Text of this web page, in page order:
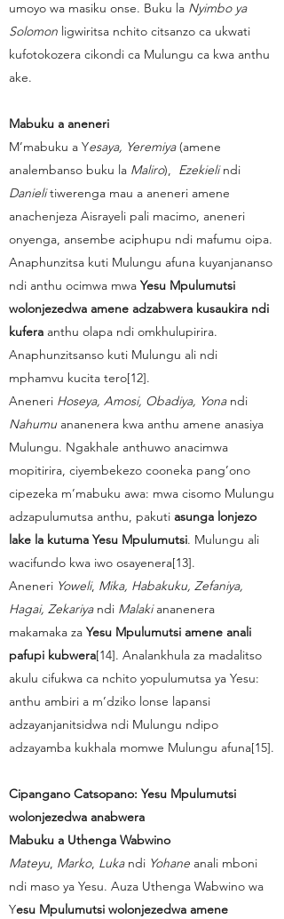
umoyo wa masiku onse. Buku la Nyimbo ya
Solomon ligwiritsa nchito citsanzo ca ukwati
kufotokozera cikondi ca Mulungu ca kwa anthu
ake.
Mabuku a aneneri
M’mabuku a Yesaya, Yeremiya(amene
analembanso buku la Maliro), Ezekielindi
Danielitiwerenga mau a aneneri amene
anachenjeza Aisrayeli pali macimo, aneneri
onyenga, ansembe aciphupu ndi mafumu oipa.
Anaphunzitsa kuti Mulungu afuna kuyanjananso
ndi anthu ocimwa mwa Yesu Mpulumutsi
wolonjezedwa amene adzabwera kusaukira ndi
kufera anthu olapa ndi omkhulupirira.
Anaphunzitsanso kuti Mulungu ali ndi
mphamvu kucita tero[12].
Aneneri Hoseya, Amosi, Obadiya, Yonandi
Nahumu ananenera kwa anthu amene anasiya
Mulungu. Ngakhale anthuwo anacimwa
mopitirira, ciyembekezo cooneka pang’ono
cipezeka m’mabuku awa: mwa cisomo Mulungu
adzapulumutsa anthu, pakuti asunga lonjezo
lake la kutuma Yesu Mpulumutsi. Mulungu ali
wacifundo kwa iwo osayenera[13].
Aneneri Yoweli, Mika, Habakuku, Zefaniya,
Hagai, Zekariyandi Malakiananenera
makamaka za Yesu Mpulumutsi amene anali
pafupi kubwera[14]. Analankhula za madalitso
akulu cifukwa ca nchito yopulumutsa ya Yesu:
anthu ambiri a m’dziko lonse lapansi
adzayanjanitsidwa ndi Mulungu ndipo
adzayamba kukhala momwe Mulungu afuna[15].
Cipangano Catsopano: Yesu Mpulumutsi
wolonjezedwa anabwera
Mabuku a Uthenga Wabwino
Mateyu, Marko, Luka ndi Yohane anali mboni
ndi maso ya Yesu. Auza Uthenga Wabwino wa
Yesu Mpulumutsi wolonjezedwa amene